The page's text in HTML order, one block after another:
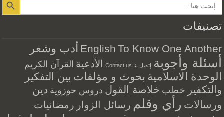
تصنيفات
English To Know One Another أدب وشعر
أسئلة وأجوبة إتصل بنا Contact us الأدعية القرآن الكريم
الوحدة الاسلامية بحوث و مؤلفات بين التفكير
والتكفير خطب خلاصة القول دروس حوزوية دين
ورسالات رأي وقلم رسائل الزوار رمضانيات